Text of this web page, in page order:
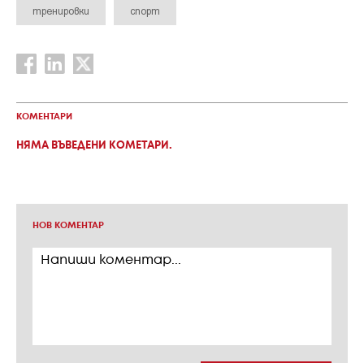
тренировки спорт
КОМЕНТАРИ
НЯМА ВЪВЕДЕНИ КОМЕТАРИ.
НОВ КОМЕНТАР